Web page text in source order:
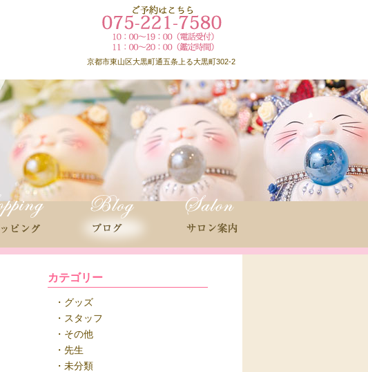
京都市東山区大黒町通五条上る大黒町302-2
カテゴリー
グッズ
スタッフ
その他
先生
未分類